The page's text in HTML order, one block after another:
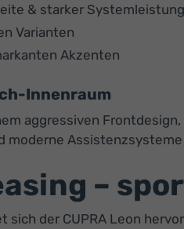
& starker Systemleistung
Varianten
Akzenten
Innenraum
aggressiven
–
der CUPRA Leon